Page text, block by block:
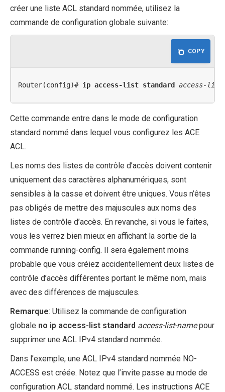
créer une liste ACL standard nommée, utilisez la
commande de configuration globale suivante:
COPY
Router(config)# ip access-list standard access-list-
Cette commande entre dans le mode de configuration
standard nommé dans lequel vous configurez les ACE
ACL.
Les noms des listes de contrôle d’accès doivent contenir
uniquement des caractères alphanumériques, sont
sensibles à la casse et doivent être uniques. Vous n’êtes
pas obligés de mettre des majuscules aux noms des
listes de contrôle d’accès. En revanche, si vous le faites,
vous les verrez bien mieux en affichant la sortie de la
commande running-config. Il sera également moins
probable que vous créiez accidentellement deux listes de
contrôle d’accès différentes portant le même nom, mais
avec des différences de majuscules.
Remarque: Utilisez la commande de configuration
globale no ip access-list standard access-list-namepour
supprimer une ACL IPv4 standard nommée.
Dans l’exemple, une ACL IPv4 standard nommée NO-
ACCESS est créée. Notez que l’invite passe au mode de
configuration ACL standard nommé. Les instructions ACE